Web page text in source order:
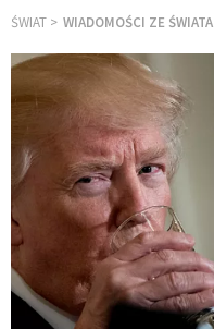
ŚWIAT WIADOMOŚCI ZE ŚWIATA